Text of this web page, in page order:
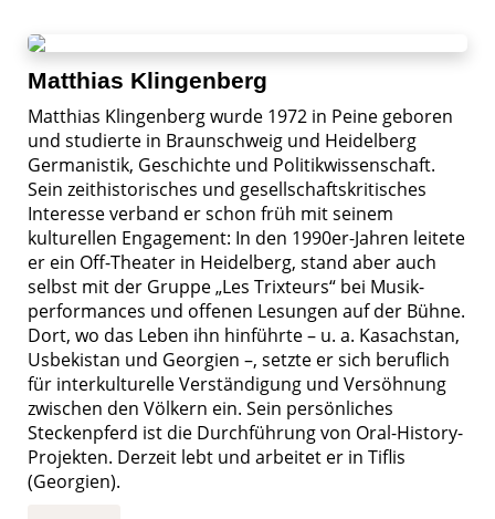
Matthias Klingenberg
Matthias Klingenberg wurde 1972 in Peine geboren
und studierte in Braunschweig und Heidelberg
Germanistik, Geschichte und Politikwissenschaft.
Sein zeithistorisches und gesellschaftskritisches
Interesse verband er schon früh mit seinem
kulturellen Engage­ment: In den 1990er-Jahren leitete
er ein Off-Theater in Heidelberg, stand aber auch
selbst mit der Gruppe „Les Trixteurs“ bei Musik­
performances und offenen Lesungen auf der Bühne.
Dort, wo das Leben ihn hinführte – u. a. Kasachstan,
Usbekistan und Georgien –, setzte er sich beruflich
für interkulturelle Verstän­digung und Versöhnung
zwischen den Völkern ein. Sein persönliches
Steckenpferd ist die Durchführung von Oral-History-
Projekten. Derzeit lebt und arbeitet er in Tiflis
(Georgien).